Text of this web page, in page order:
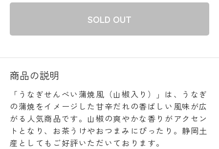
SOLD OUT
商品の説明
「うなぎせんべい蒲焼風（山椒入り）」は、うなぎ
の蒲焼をイメージした甘辛だれの香ばしい風味が広
がる人気商品です。山椒の爽やかな香りがアクセン
トとなり、お茶うけやおつまみにぴったり。静岡土
産としてもご好評いただいております。